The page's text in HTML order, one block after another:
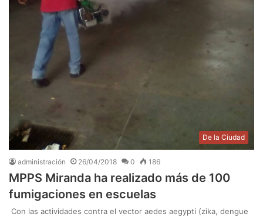
De la Ciudad
administración 26/04/2018 0 186
MPPS Miranda ha realizado más de 100
fumigaciones en escuelas
Con las actividades contra el vector aedes aegypti (zika, dengue